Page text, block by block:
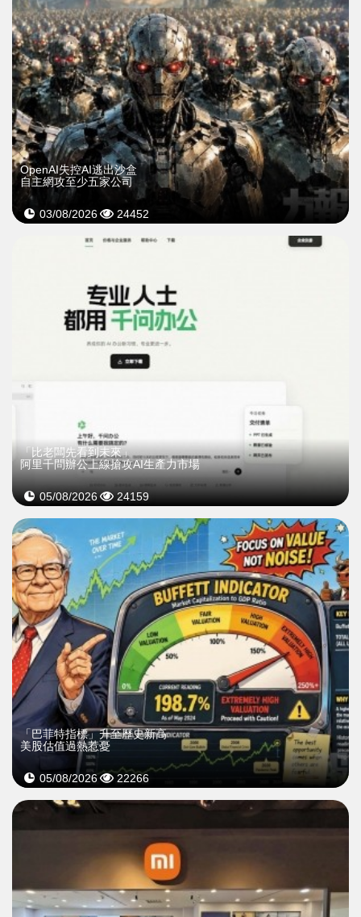
OpenAI失控AI逃出沙盒
自主網攻至少五家公司
03/08/2026 24452
「比老闆先看到未來」
阿里千問辦公上線搶攻AI生產力市場
05/08/2026 24159
「巴菲特指標」升至歷史新高
美股估值過熱惹憂
05/08/2026 22266